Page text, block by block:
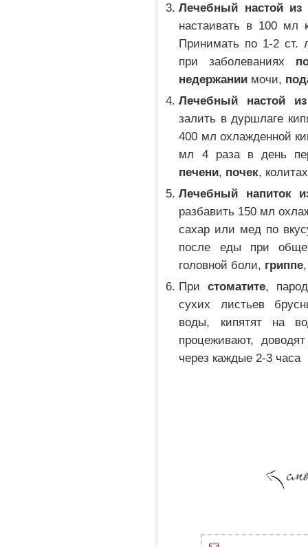
Лечебный настой из
настаивать в 100 мл
Принимать по 1-2 ст.
при заболеваниях
недержании мочи,
Лечебный настой
залить в дуршлаге
400 мл охлажденной
мл 4 раза в день
печени, почек,
Лечебный напиток
разбавить 150 мл
сахар или мед по
после еды при
головной боли, гриппе
Пристоматите,
сухих листьев
воды, кипятят на
процеживают,
через каждые 2-3 часа